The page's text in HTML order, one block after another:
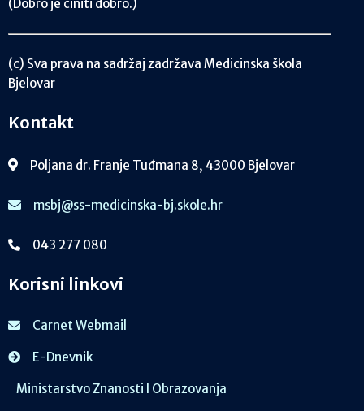
(Dobro je činiti dobro.)
(c) Sva prava na sadržaj zadržava Medicinska škola
Bjelovar
Kontakt
Poljana dr. Franje Tuđmana 8, 43000 Bjelovar
msbj@ss-medicinska-bj.skole.hr
043 277 080
Korisni linkovi
Carnet Webmail
E-Dnevnik
Ministarstvo Znanosti I Obrazovanja